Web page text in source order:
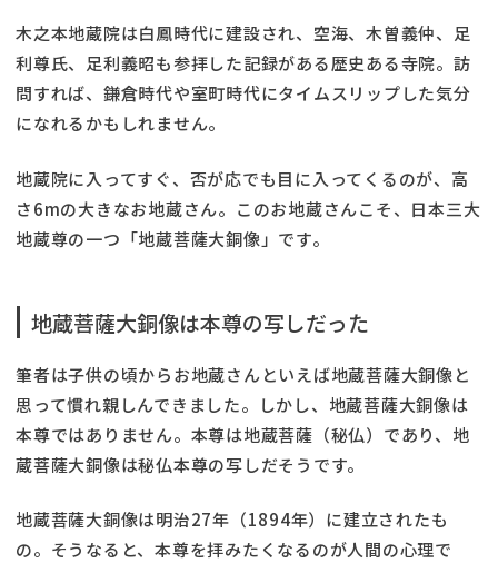
木之本地蔵院は白鳳時代に建設され、空海、木曽義仲、足
利尊氏、足利義昭も参拝した記録がある歴史ある寺院。訪
問すれば、鎌倉時代や室町時代にタイムスリップした気分
になれるかもしれません。
地蔵院に入ってすぐ、否が応でも目に入ってくるのが、高
さ6mの大きなお地蔵さん。このお地蔵さんこそ、日本三大
地蔵尊の一つ「地蔵菩薩大銅像」です。
地蔵菩薩大銅像は本尊の写しだった
筆者は子供の頃からお地蔵さんといえば地蔵菩薩大銅像と
思って慣れ親しんできました。しかし、地蔵菩薩大銅像は
本尊ではありません。本尊は地蔵菩薩（秘仏）であり、地
蔵菩薩大銅像は秘仏本尊の写しだそうです。
地蔵菩薩大銅像は明治27年（1894年）に建立されたも
の。そうなると、本尊を拝みたくなるのが人間の心理で